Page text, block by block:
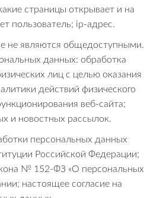
страницы открывает и на
пользователь; ip-адрес.
не являются общедоступными.
данных: обработка
лиц с целью оказания
действий физического
веб-сайта;
и новостных рассылок.
персональных данных
Российской Федерации;
№ 152-ФЗ «О персональных
настоящее согласие на